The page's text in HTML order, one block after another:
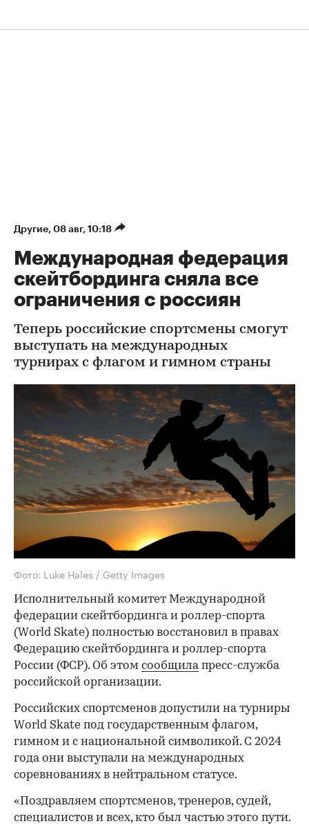
Другие⁠, 08 авг, 10:18
Международная федерация
скейтбординга сняла все
ограничения с россиян
Теперь российские спортсмены смогут
выступать на международных
турнирах с флагом и гимном страны
Фото: Luke Hales / Getty Images
Исполнительный комитет Международной
федерации скейтбординга и роллер-спорта
(World Skate) полностью восстановил в правах
Федерацию скейтбординга и роллер-спорта
России (ФСР). Об этом сообщилапресс-служба
российской организации.
Российских спортсменов допустили на турниры
World Skate под государственным флагом,
гимном и с национальной символикой. С 2024
года они выступали на международных
соревнованиях в нейтральном статусе.
«Поздравляем спортсменов, тренеров, судей,
специалистов и всех, кто был частью этого пути.